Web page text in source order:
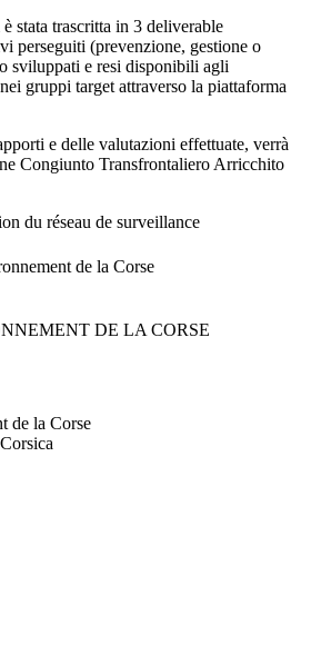
stata trascritta in 3 deliverable
perseguiti (prevenzione, gestione o
sviluppati e resi disponibili agli
gruppi target attraverso la piattaforma
e delle valutazioni effettuate, verrà
Congiunto Transfrontaliero Arricchito
DE LA CORSE
de la Corse